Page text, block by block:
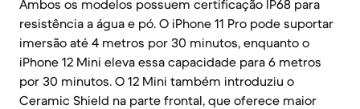
Ambos os modelos possuem certificação IP68 para
resistência a água e pó. O iPhone 11 Pro pode suportar
imersão até 4 metros por 30 minutos, enquanto o
iPhone 12 Mini eleva essa capacidade para 6 metros
por 30 minutos. O 12 Mini também introduziu o
Ceramic Shield na parte frontal, que oferece maior